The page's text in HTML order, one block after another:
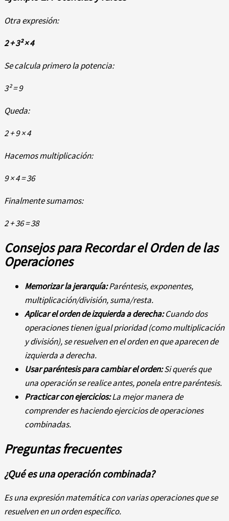
Otra expresión:
2 + 3² × 4
Se calcula primero la potencia:
3² = 9
Queda:
2 + 9 × 4
Hacemos multiplicación:
9 × 4 = 36
Finalmente sumamos:
2 + 36 = 38
Consejos para Recordar el Orden de las
Operaciones
Memorizar la jerarquía:Paréntesis, exponentes,
multiplicación/división, suma/resta.
Aplicar el orden de izquierda a derecha:Cuando dos
operaciones tienen igual prioridad (como multiplicación
y división), se resuelven en el orden en que aparecen de
izquierda a derecha.
Usar paréntesis para cambiar el orden:Si querés que
una operación se realice antes, ponela entre paréntesis.
Practicar con ejercicios:La mejor manera de
comprender es haciendo ejercicios de operaciones
combinadas.
Preguntas frecuentes
¿Qué es una operación combinada?
Es una expresión matemática con varias operaciones que se
resuelven en un orden específico.